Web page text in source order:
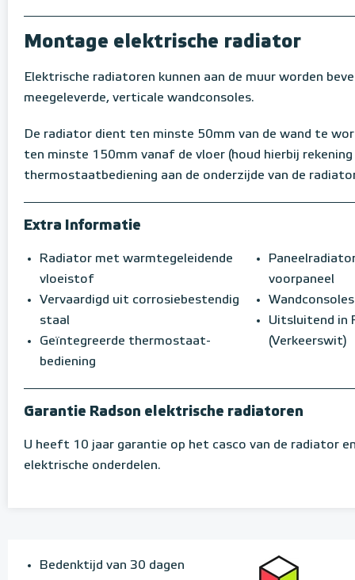
Montage elektrische radiator
Elektrische radiatoren kunnen aan de muur worden
meegeleverde, verticale wandconsoles.
De radiator dient ten minste 50mm van de wand te
ten minste 150mm vanaf de vloer (houd hierbij
thermostaatbediening aan de onderzijde van de
Extra Informatie
Radiator met warmtegeleidende
vloeistof
Vervaardigd uit corrosiebestendig
staal
Geïntegreerde thermostaat-
bediening
voorpaneel
Uitsluitend in
(Verkeerswit)
Garantie Radson elektrische radiatoren
U heeft 10 jaar garantie op het casco van de radiator
elektrische onderdelen.
Bedenktijd van 30 dagen